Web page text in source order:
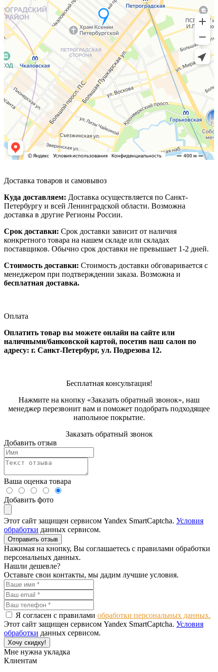
Доставка товаров и самовывоз
Куда доставляем: Доставка осуществляется по Санкт-
Петербургу и всей Ленинградской области. Возможна
доставка в другие Регионы России.
Срок доставки: Срок доставки зависит от наличия
конкретного товара на нашем складе или складах
поставщиков. Обычно срок доставки не превышает 1-2 дней.
Стоимость доставки: Стоимость доставки обговаривается с
менеджером при подтверждении заказа. Возможна и
бесплатная доставка.
Оплата
Оплатить товар вы можете онлайн на сайте или
наличными/банковской картой, посетив наш салон по
адресу: г. Санкт-Петербург, ул. Подрезова 12.
Бесплатная консультация!
Нажмите на кнопку «Заказать обратный звонок», наш
менеджер перезвонит вам и поможет подобрать подходящее
напольное покрытие.
Заказать обратный звонок
Добавить отзыв
Ваша оценка товара
Добавить фото
Этот сайт защищен сервисом Yandex SmartCaptcha. Условия
обработки данных сервисом.
Отправить отзыв
Нажимая на кнопку, Вы соглашаетесь с правилами обработки
персональных данных.
Нашли дешевле?
Оставьте свои контакты, мы дадим лучшие условия.
Я согласен с правилами обработки персональных данных.
Этот сайт защищен сервисом Yandex SmartCaptcha. Условия
обработки данных сервисом.
Хочу скидку!
Мне нужна укладка
Клиентам